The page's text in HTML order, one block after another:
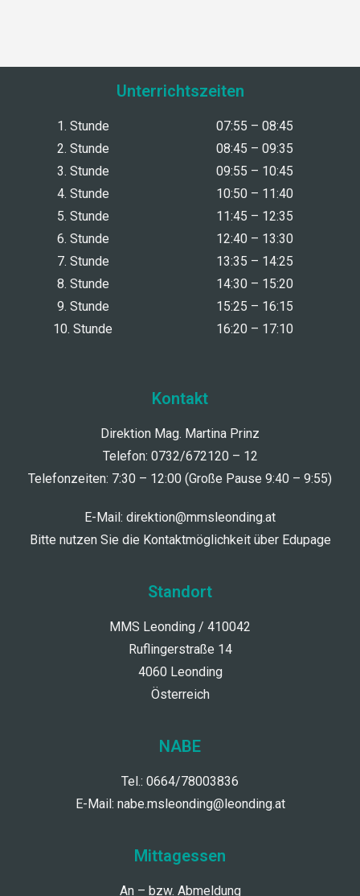
Unterrichtszeiten
1. Stunde
07:55 – 08:45
2. Stunde
08:45 – 09:35
3. Stunde
09:55 – 10:45
4. Stunde
10:50 – 11:40
5. Stunde
11:45 – 12:35
6. Stunde
12:40 – 13:30
7. Stunde
13:35 – 14:25
8. Stunde
14:30 – 15:20
9. Stunde
15:25 – 16:15
10. Stunde
16:20 – 17:10
Kontakt
Direktion Mag. Martina Prinz
Telefon: 0732/672120 – 12
Telefonzeiten: 7:30 – 12:00 (Große Pause 9:40 – 9:55)
E-Mail: direktion@mmsleonding.at
Bitte nutzen Sie die Kontaktmöglichkeit über Edupage
Standort
MMS Leonding / 410042
Ruflingerstraße 14
4060 Leonding
Österreich
NABE
Tel.: 0664/78003836
E-Mail: nabe.msleonding@leonding.at
Mittagessen
An – bzw. Abmeldung